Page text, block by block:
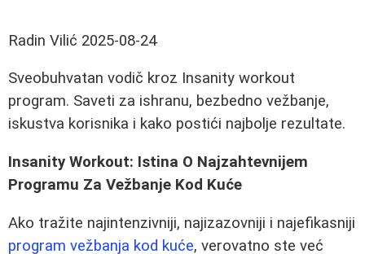
Radin Vilić 2025-08-24
Sveobuhvatan vodič kroz Insanity workout
program. Saveti za ishranu, bezbedno vežbanje,
iskustva korisnika i kako postići najbolje rezultate.
Insanity Workout: Istina O Najzahtevnijem
Programu Za Vežbanje Kod Kuće
Ako tražite najintenzivniji, najizazovniji i najefikasniji
program vežbanja kod kuće, verovatno ste već